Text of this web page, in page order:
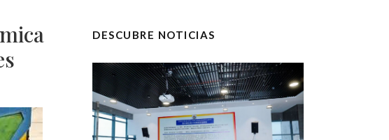
DESCUBRE NOTICIAS